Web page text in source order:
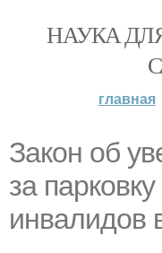
НАУКА
главная
Закон об
за
инвалидов